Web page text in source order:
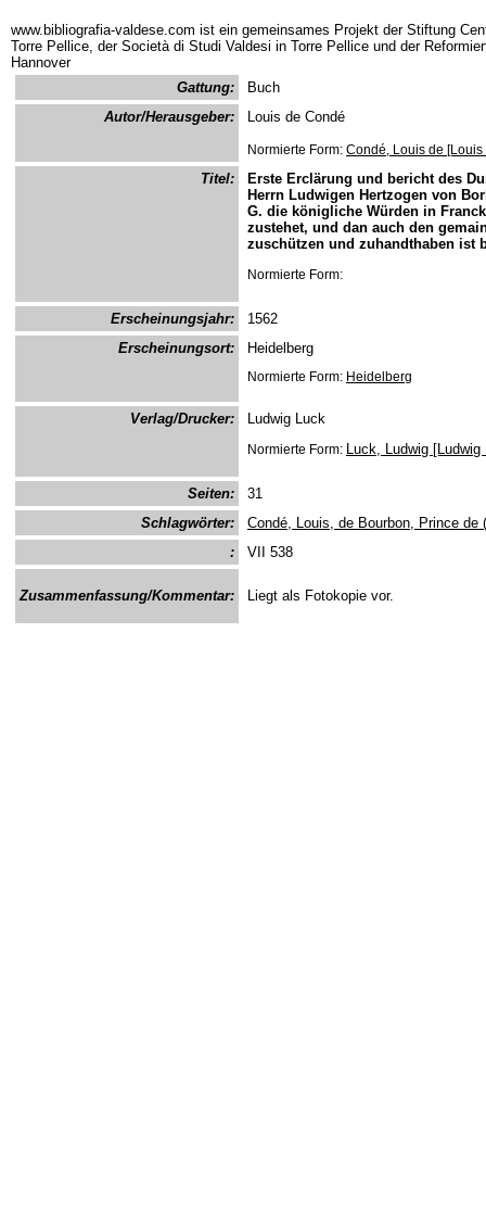
www.bibliografia-valdese.com ist ein gemeinsames Projekt der Stiftung
Torre Pellice, der Società di Studi Valdesi in Torre Pellice und der
Hannover
Gattung:
Buch
Autor/Herausgeber:
Louis de Condé
Normierte Form: Condé, Louis de
Titel:
Erste Erclärung und bericht des
Herrn Ludwigen Hertzogen von
G. die königliche Würden in
zustehet, und dan auch den
zuschützen und zuhandthaben ist
Normierte Form:
Erscheinungsjahr:
1562
Erscheinungsort:
Heidelberg
Normierte Form: Heidelberg
Verlag/Drucker: Ludwig Luck
Normierte Form: Luck, Ludwig [Ludwig
Seiten:
31
Schlagwörter:
Condé, Louis, de Bourbon, Prince de
:
VII 538
Zusammenfassung/Kommentar: Liegt als Fotokopie vor.